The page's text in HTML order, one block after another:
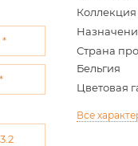
*
Коллекция
Страна
Бельгия
Цветовая
Все